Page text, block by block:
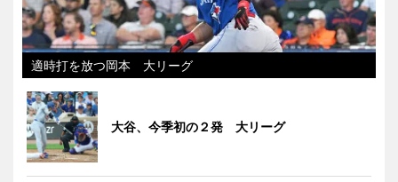
適時打を放つ岡本 大リーグ
大谷、今季初の２発 大リーグ